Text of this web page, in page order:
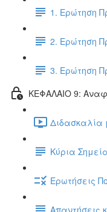
1. Ερώτηση
2. Ερώτηση
3. Ερώτηση
ΚΕΦΑΛΑΙΟ 9:
Διδασκαλία
Κύρια
Ερωτήσεις
Απαντήσεις